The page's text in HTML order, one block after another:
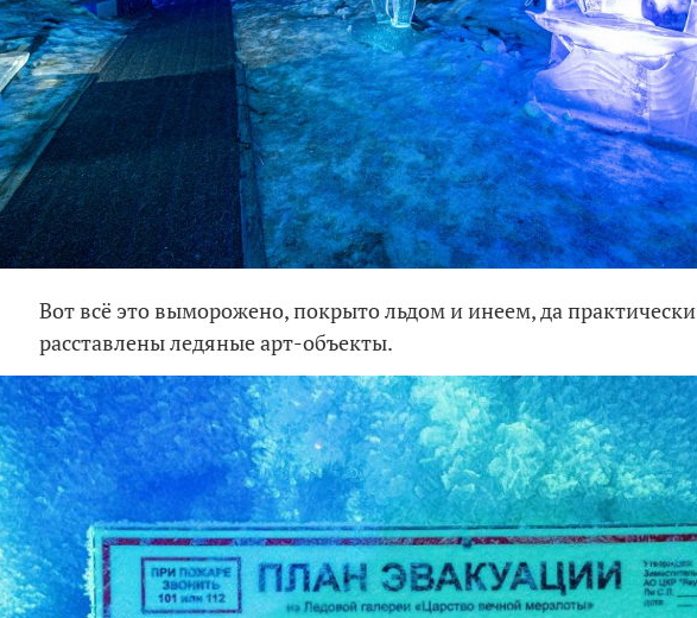
Вот всё это выморожено, покрыто льдом и инеем, да
расставлены ледяные арт-объекты.